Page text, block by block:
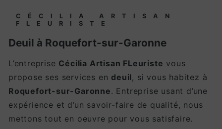
CÉCILIA ARTISAN
FLEURISTE
deuil à Roquefort-sur-Garonne
L’entreprise Cécilia Artisan FLeuriste vous
propose ses services en deuil, si vous habitez à
Roquefort-sur-Garonne. Entreprise usant d’une
expérience et d’un savoir-faire de qualité, nous
mettons tout en oeuvre pour vous satisfaire.